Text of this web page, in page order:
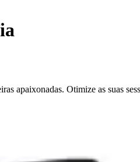
apaixonadas. Otimize as suas